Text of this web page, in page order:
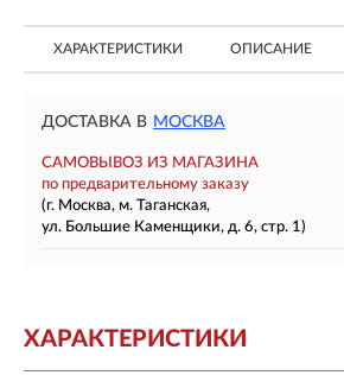
ХАРАКТЕРИСТИКИ ОПИСАНИЕ
ДОСТАВКА В МОСКВА
САМОВЫВОЗ ИЗ МАГАЗИНА
по предварительному заказу
(г. Москва, м. Таганская,
ул. Большие Каменщики, д. 6, стр. 1)
ХАРАКТЕРИСТИКИ